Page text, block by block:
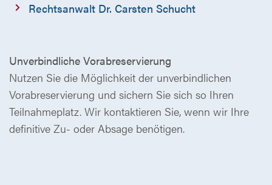
Rechtsanwalt Dr. Carsten Schucht
Unverbindliche Vorabreservierung
Nutzen Sie die Möglichkeit der unverbindlichen
Vorabreservierung und sichern Sie sich so Ihren
Teilnahmeplatz. Wir kontaktieren Sie, wenn wir Ihre
definitive Zu- oder Absage benötigen.